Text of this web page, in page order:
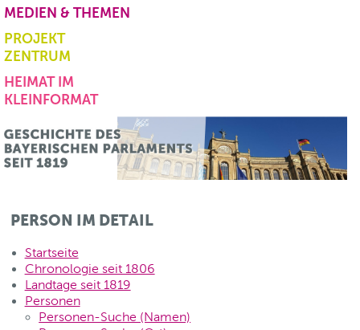
MEDIEN & THEMEN
PROJEKT
ZENTRUM
HEIMAT IM
KLEINFORMAT
PERSON IM DETAIL
Startseite
Chronologie seit 1806
Landtage seit 1819
Personen
Personen-Suche (Namen)